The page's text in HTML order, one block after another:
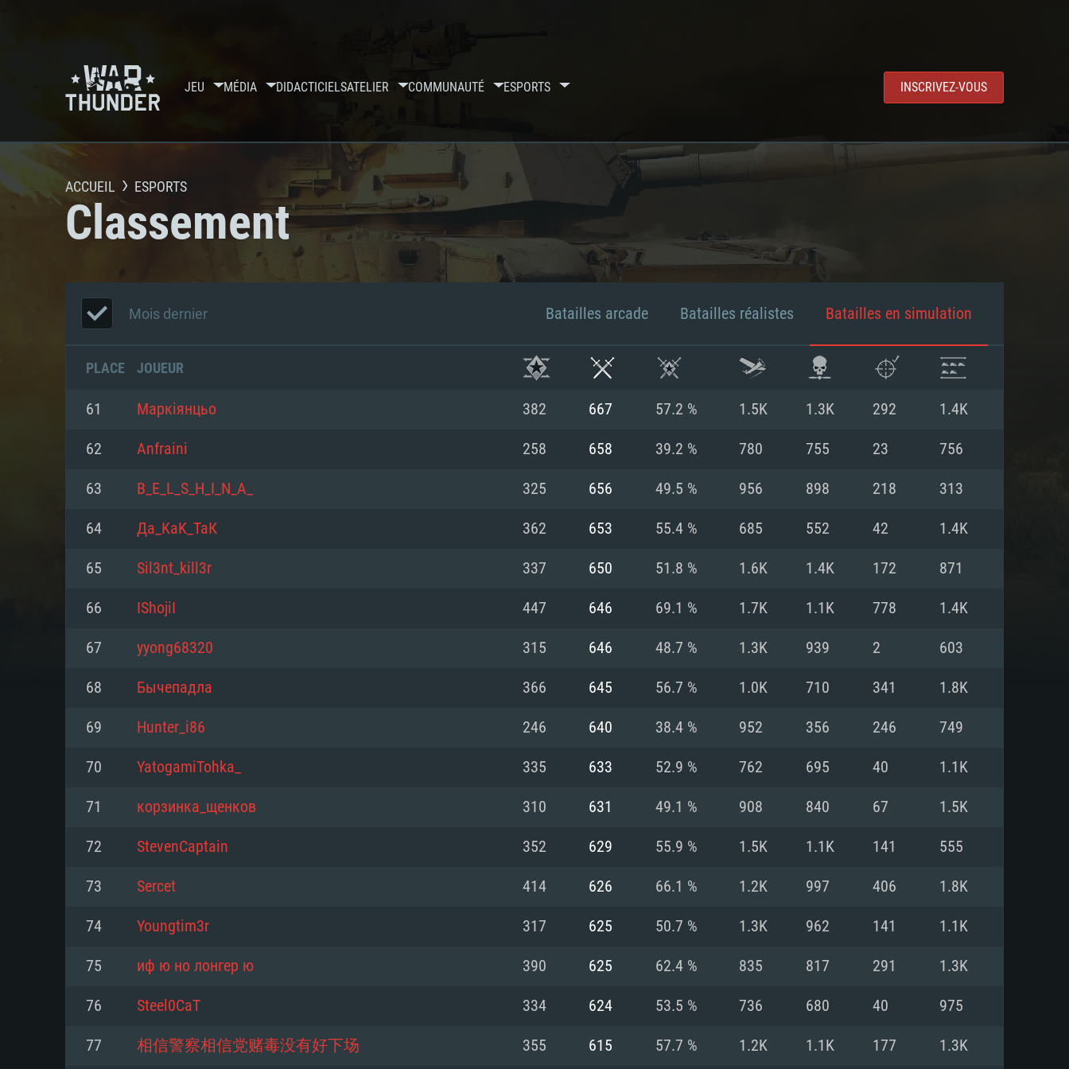
JEU MÉDIA DIDACTICIELSATELIER COMMUNAUTÉ ESPORTS INSCRIVEZ-VOUS
CONFIGURATION SYSTÈME REQUISE
Minimum
Mémoire: 4 GB
Carte graphique supportant DirectX 11: AMD
Radeon 77XX / NVIDIA GeForce GTX 660. La
résolution minimale supportée par le jeu est de
Recommandée
Carte graphique supportant DirectX 11 ou plus et
drivers: Nvidia GeForce 1060 et plus, Radeon RX
570 et plus.
Connection: Connexion Internet à haut débit
Minimum
processeurs Intel Xeon ne sont pas supportés)
Mémoire: 6 GB
Carte graphique: Intel Iris Pro 5200 (Mac), ou
analogue AMD/Nvidia. La résolution minimale
Recommandée
ne sont pas supportés)
Mémoire: 8 GB
Carte graphique: Radeon Vega II ou plus avec
support de Metal
Connection: Connexion Internet à haut débit
Minimum
modernes
Processeur: Dual-Core 2.4 GHz
Mémoire: 4 GB
Carte graphique: NVIDIA 660 avec les derniers
drivers (moins de 6 mois) / de même pour AMD
de 720p)
Recommandée
Carte graphique: NVIDIA 1060 avec les derniers
drivers (moins de 6 mois) / de même pour AMD
(Radeon RX 570) avec les derniers drivers de
ACCUEIL ESPORTS
Classement
Mois dernier Batailles arcade Batailles réalistes Batailles en simulation
PLACE JOUEUR
61 Маркіянцьо 382 667 57.2 % 1.5K 1.3K 292 1.4K
62 Anfraini 258 658 39.2 % 780 755 23 756
63 B_E_L_S_H_I_N_A_ 325 656 49.5 % 956 898 218 313
64 Да_KaK_ТаК 362 653 55.4 % 685 552 42 1.4K
65 Sil3nt_kill3r 337 650 51.8 % 1.6K 1.4K 172 871
66 IShojiI 447 646 69.1 % 1.7K 1.1K 778 1.4K
67 yyong68320 315 646 48.7 % 1.3K 939 2 603
68 Бычепадла 366 645 56.7 % 1.0K 710 341 1.8K
69 Hunter_i86 246 640 38.4 % 952 356 246 749
70 YatogamiTohka_ 335 633 52.9 % 762 695 40 1.1K
71 корзинка_щенков 310 631 49.1 % 908 840 67 1.5K
72 StevenCaptain 352 629 55.9 % 1.5K 1.1K 141 555
73 Sercet 414 626 66.1 % 1.2K 997 406 1.8K
74 Youngtim3r 317 625 50.7 % 1.3K 962 141 1.1K
75 иф ю но лонгер ю 390 625 62.4 % 835 817 291 1.3K
76 Steel0CaT 334 624 53.5 % 736 680 40 975
77 相信警察相信党赌毒没有好下场 355 615 57.7 % 1.2K 1.1K 177 1.3K